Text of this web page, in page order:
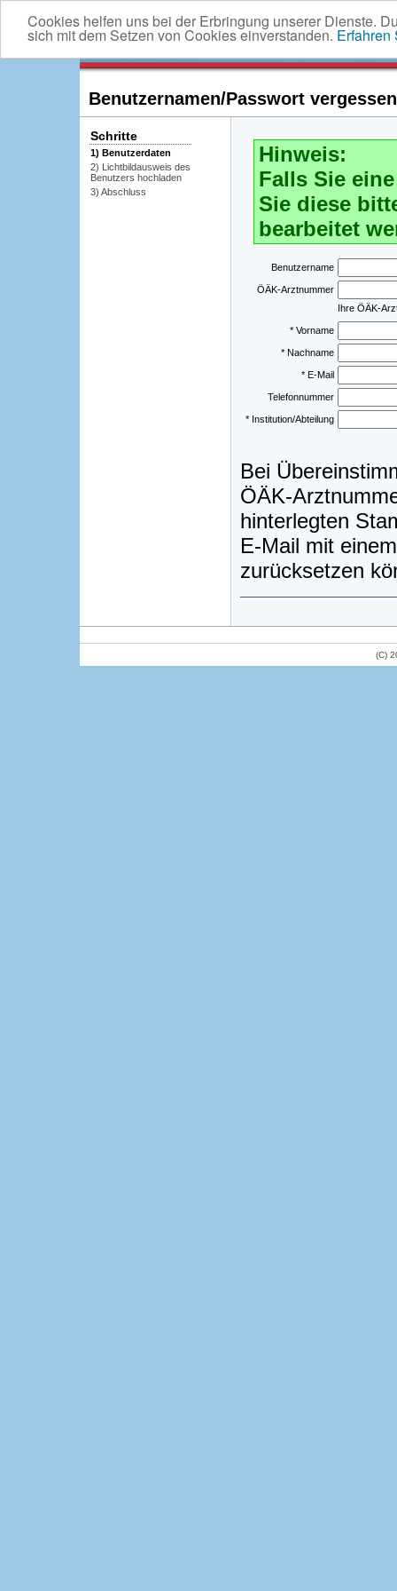
Cookies helfen uns bei der Erbringung unserer Dienste.
sich mit dem Setzen von Cookies einverstanden. Erfahren
Benutzernamen/Passwort
Schritte
1) Benutzerdaten
2) Lichtbildausweis des
Benutzers hochladen
3) Abschluss
Hinweis:
Falls Sie
Sie diese
bearbeitet
Benutzername
ÖÄK-Arztnummer
Ihre ÖÄK-
* Vorname
* Nachname
* E-Mail
Telefonnummer
* Institution/Abteilung
Bei
ÖÄK-
hinterlegten
E-Mail mit
zurücksetzen
(C)